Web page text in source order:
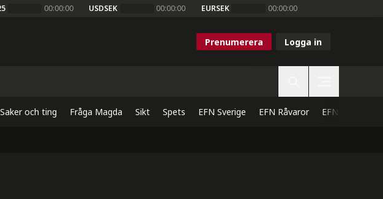
00:00:00 USDSEK 00:00:00 EURSEK 00:00:00
Prenumerera Logga in
Saker och ting Fråga Magda Sikt Spets EFN Sverige EFN Råvaror EFN Direkt